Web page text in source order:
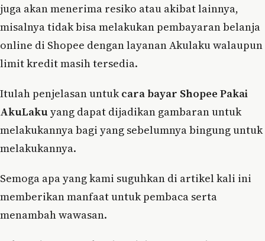
juga akan menerima resiko atau akibat lainnya,
misalnya tidak bisa melakukan pembayaran belanja
online di Shopee dengan layanan Akulaku walaupun
limit kredit masih tersedia.
Itulah penjelasan untukcara bayar Shopee Pakai
AkuLakuyang dapat dijadikan gambaran untuk
melakukannya bagi yang sebelumnya bingung untuk
melakukannya.
Semoga apa yang kami suguhkan di artikel kali ini
memberikan manfaat untuk pembaca serta
menambah wawasan.